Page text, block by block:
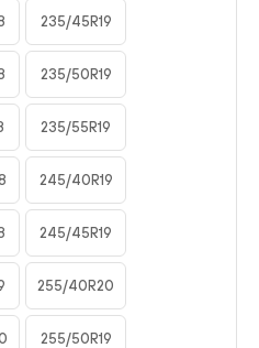
235/45R19
235/50R19
235/55R19
245/40R19
245/45R19
255/40R20
255/50R19